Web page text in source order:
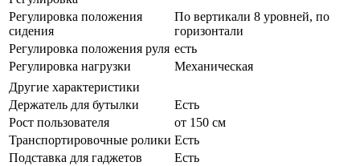
Регулировка положения
сидения
По вертикали 8 уровней, по
горизонтали
Регулировка положения руля есть
Регулировка нагрузки
Механическая
Другие характеристики
Держатель для бутылки
Есть
Рост пользователя
от 150 см
Транспортировочные ролики Есть
Подставка для гаджетов
Есть